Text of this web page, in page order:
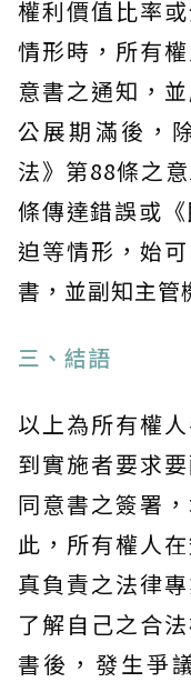
權利價值比率
情形時，所有
意書之通知，
公展期滿後，
法》第88條之
條傳達錯誤或
迫等情形，始
書，並副知主管
三、結語
以上為所有權
到實施者要求
同意書之簽署
此，所有權人
真負責之法律
了解自己之合
書後，發生爭